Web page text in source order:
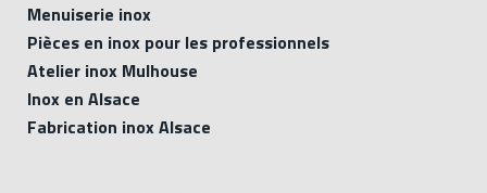
Menuiserie inox
Pièces en inox pour les professionnels
Atelier inox Mulhouse
Inox en Alsace
Fabrication inox Alsace